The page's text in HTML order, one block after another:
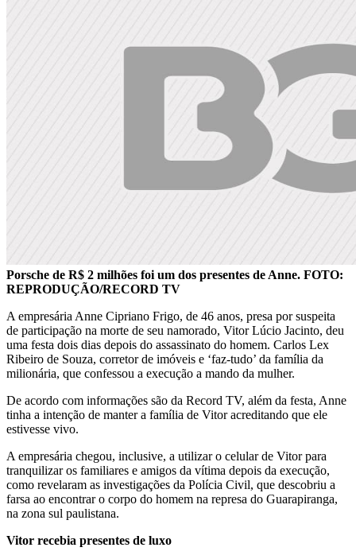
Porsche de R$ 2 milhões foi um dos presentes de Anne. FOTO:
REPRODUÇÃO/RECORD TV
A empresária Anne Cipriano Frigo, de 46 anos, presa por suspeita
de participação na morte de seu namorado, Vitor Lúcio Jacinto, deu
uma festa dois dias depois do assassinato do homem. Carlos Lex
Ribeiro de Souza, corretor de imóveis e ‘faz-tudo’ da família da
milionária, que confessou a execução a mando da mulher.
De acordo com informações são da Record TV, além da festa, Anne
tinha a intenção de manter a família de Vitor acreditando que ele
estivesse vivo.
A empresária chegou, inclusive, a utilizar o celular de Vitor para
tranquilizar os familiares e amigos da vítima depois da execução,
como revelaram as investigações da Polícia Civil, que descobriu a
farsa ao encontrar o corpo do homem na represa do Guarapiranga,
na zona sul paulistana.
Vitor recebia presentes de luxo